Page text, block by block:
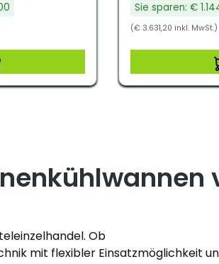
Sie sparen: €
(€ 3.631,20 inkl. MwSt.)
Ob
mit flexibler Einsatzmöglichkeit